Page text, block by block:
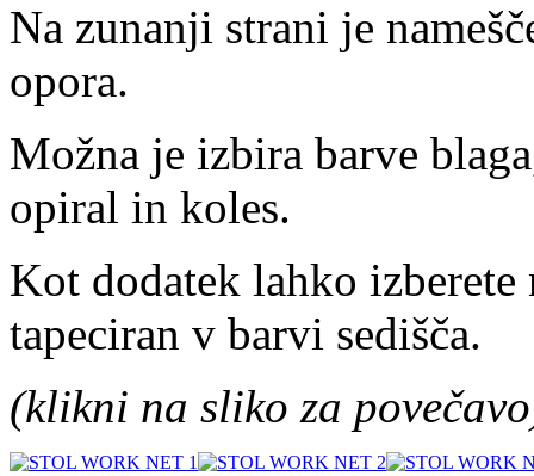
Na zunanji strani je
opora.
Možna je izbira barve
opiral in koles.
Kot dodatek lahko
tapeciran v barvi sedišča.
(klikni na sliko za